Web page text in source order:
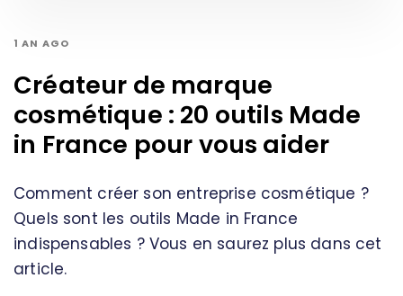
1 AN AGO
Créateur de marque
cosmétique : 20 outils Made
in France pour vous aider
Comment créer son entreprise cosmétique ?
Quels sont les outils Made in France
indispensables ? Vous en saurez plus dans cet
article.